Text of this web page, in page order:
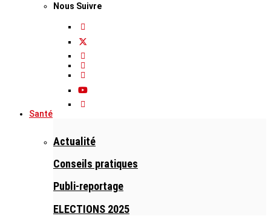
Nous Suivre
Santé
Actualité
Conseils pratiques
Publi-reportage
ELECTIONS 2025